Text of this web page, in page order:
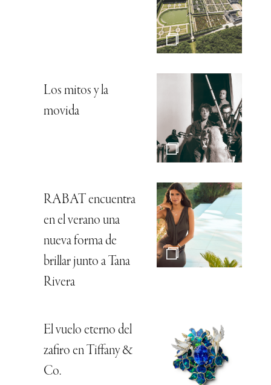
Los mitos y la
movida
RABAT encuentra
en el verano una
nueva forma de
brillar junto a Tana
Rivera
El vuelo eterno del
zafiro en Tiffany &
Co.